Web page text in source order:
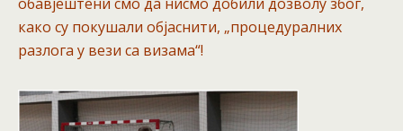
како су покушали објаснити, „процедуралних
разлога у вези са визама“!